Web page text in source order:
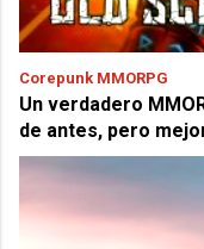
Corepunk MMORPG
Un verdadero
de antes, pero